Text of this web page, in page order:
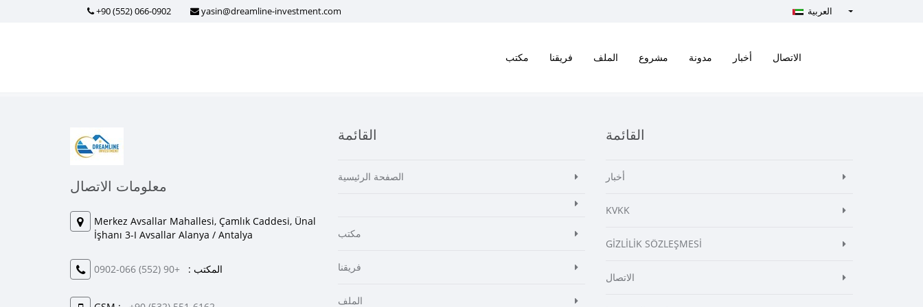
+90 (552) 066-0902 yasin@dreamline-investment.com
العربية
مكتب فريقنا الملف مشروع مدونة أخبار الاتصال
معلومات الاتصال
Merkez Avsallar Mahallesi, Çamlık Caddesi, Ünal
İşhanı 3-I Avsallar Alanya / Antalya
المكتب : +90 (552) 066-0902
القائمة
الصفحة الرئيسية
مكتب
فريقنا
الملف
القائمة
أخبار
KVKK
GİZLİLİK SÖZLEŞMESİ
الاتصال